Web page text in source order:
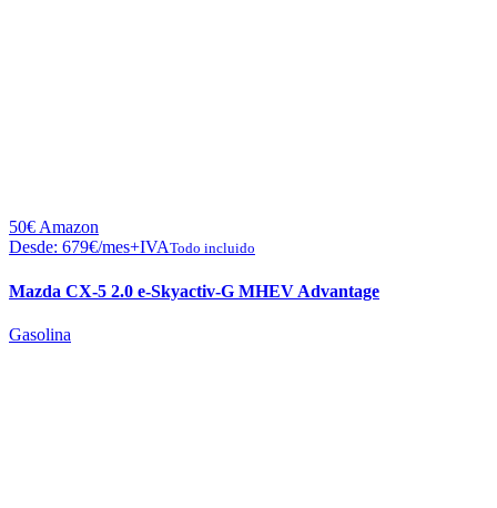
50€ Amazon
Desde: 679€/mes+IVATodo incluido
Mazda CX-5 2.0 e-Skyactiv-G MHEV Advantage
Gasolina